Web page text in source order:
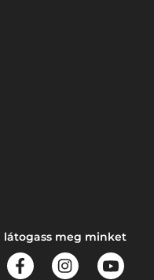
látogass meg minket